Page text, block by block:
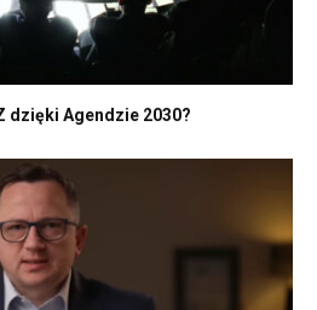
dzięki Agendzie 2030?